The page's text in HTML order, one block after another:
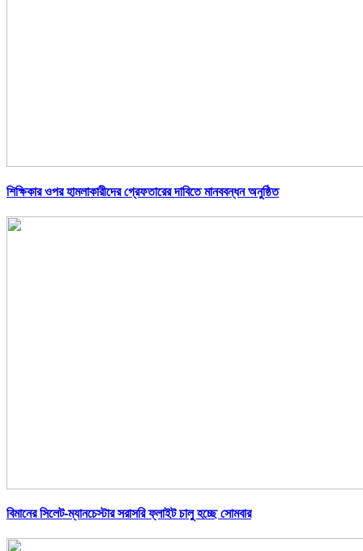
শিক্ষিকার ওপর হামলাকারীদের গ্রেফতারের দাবিতে মানববন্ধন অনুষ্ঠিত
বিমানের সিলেট-ম্যানচেস্টার সরাসরি ফ্লাইট চালু হচ্ছে সোমবার